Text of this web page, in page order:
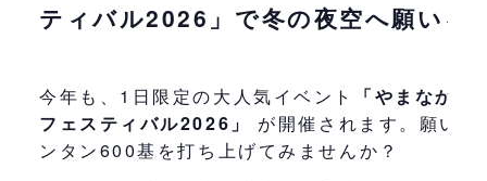
ティバル2026」で冬の夜空へ願いを
今年も、1日限定の大人気イベント
「やまなか
フェスティバル2026」
が開催されます。願い
ンタン600基を打ち上げてみませんか？